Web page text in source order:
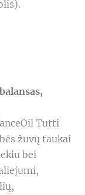
Tutti
žuvų taukai
bei